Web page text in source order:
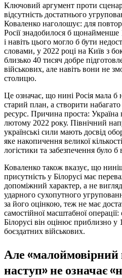
Ключовий аргумент проти
відсутність достатнього
Коваленко наголошує: для
Росії знадобилося б щонайменше
і навіть цього могло б бути
словами, у 2022 році на Київ з
близько 40 тисяч добре
військових, але навіть вони не
столицю.
Це означає, що нині Росія мала б
старий план, а створити
ресурс. Причина проста:
лютому 2022 року. Північний
українські сили мають досвід
яке накопичення великої
логістики та забезпечення було
Коваленко також вказує, що
присутність у Білорусі має
допоміжний характер, а не
ударного сухопутного
за його оцінкою, теж не має
самостійної масштабної операції:
Білорусі він оцінює приблизно у
боєздатних військових.
Але
наступ» не означає